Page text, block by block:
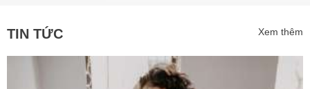
TIN TỨC Xem thêm